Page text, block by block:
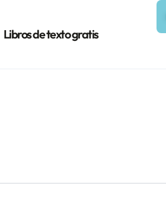
Libros de texto gratis